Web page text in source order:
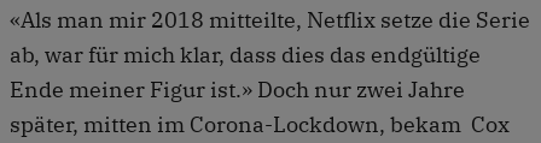
«Als man mir 2018 mitteilte, Netflix setze die Serie
ab, war für mich klar, dass dies das endgültige
Ende meiner Figur ist.» Doch nur zwei Jahre
später, mitten im Corona-Lockdown, bekam Cox